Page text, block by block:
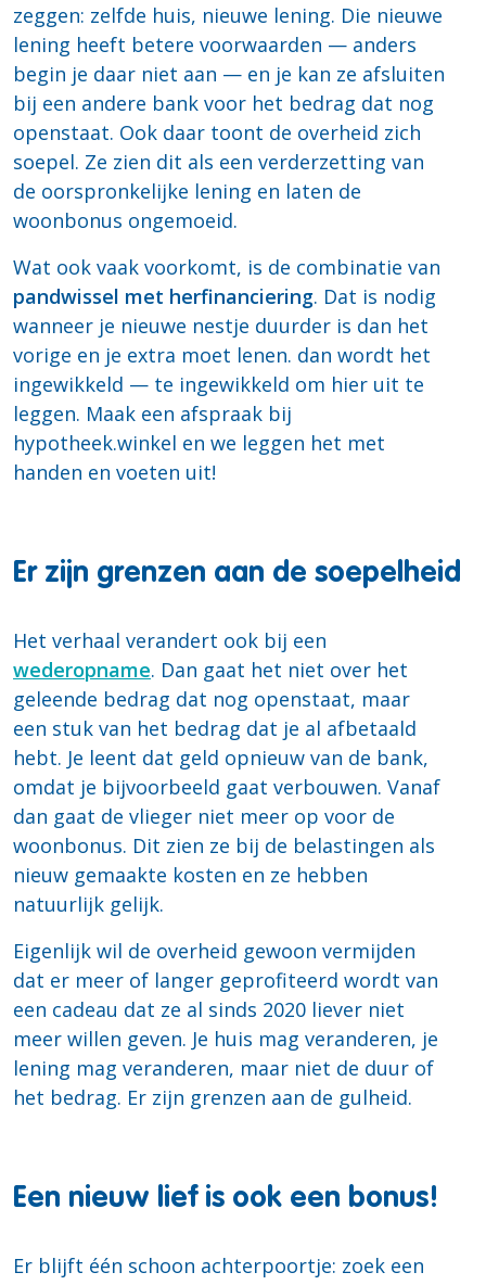
zeggen: zelfde huis, nieuwe lening. Die nieuwe
lening heeft betere voorwaarden — anders
begin je daar niet aan — en je kan ze afsluiten
bij een andere bank voor het bedrag dat nog
openstaat. Ook daar toont de overheid zich
soepel. Ze zien dit als een verderzetting van
de oorspronkelijke lening en laten de
woonbonus ongemoeid.
Wat ook vaak voorkomt, is de combinatie van
pandwissel met herfinanciering. Dat is nodig
wanneer je nieuwe nestje duurder is dan het
vorige en je extra moet lenen. dan wordt het
ingewikkeld — te ingewikkeld om hier uit te
leggen. Maak een afspraak bij
hypotheek.winkel en we leggen het met
handen en voeten uit!
Er zijn grenzen aan de soepelheid
Het verhaal verandert ook bij een
wederopname. Dan gaat het niet over het
geleende bedrag dat nog openstaat, maar
een stuk van het bedrag dat je al afbetaald
hebt. Je leent dat geld opnieuw van de bank,
omdat je bijvoorbeeld gaat verbouwen. Vanaf
dan gaat de vlieger niet meer op voor de
woonbonus. Dit zien ze bij de belastingen als
nieuw gemaakte kosten en ze hebben
natuurlijk gelijk.
Eigenlijk wil de overheid gewoon vermijden
dat er meer of langer geprofiteerd wordt van
een cadeau dat ze al sinds 2020 liever niet
meer willen geven. Je huis mag veranderen, je
lening mag veranderen, maar niet de duur of
het bedrag. Er zijn grenzen aan de gulheid.
Een nieuw lief is ook een bonus!
Er blijft één schoon achterpoortje: zoek een